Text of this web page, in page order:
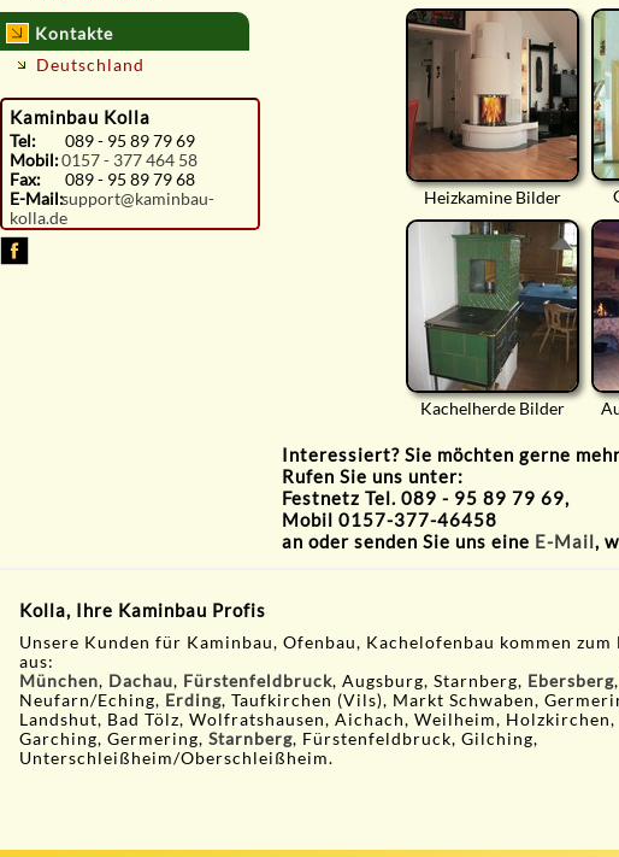
Kontakte
Deutschland
Kaminbau Kolla
Tel:
089 - 95 89 79 69
Mobil:0157 - 377 464 58
Fax:
089 - 95 89 79 68
E-Mail:support@kaminbau-
kolla.de
Heizkamine Bilder
Kachelherde Bilder
Interessiert? Sie möchten gerne
Rufen Sie uns unter:
Festnetz Tel. 089 - 95 89 79 69,
Mobil 0157-377-46458
an oder senden Sie uns eine E-Mail,
Kolla, Ihre Kaminbau Profis
Unsere Kunden für Kaminbau, Ofenbau, Kachelofenbau kommen zum
aus:
München, Dachau, Fürstenfeldbruck, Augsburg, Starnberg, Ebersberg,
Neufarn/Eching, Erding, Taufkirchen (Vils), Markt Schwaben,
Landshut, Bad Tölz, Wolfratshausen, Aichach, Weilheim, Holzkirchen,
Garching, Germering,Starnberg, Fürstenfeldbruck, Gilching,
Unterschleißheim/Oberschleißheim.